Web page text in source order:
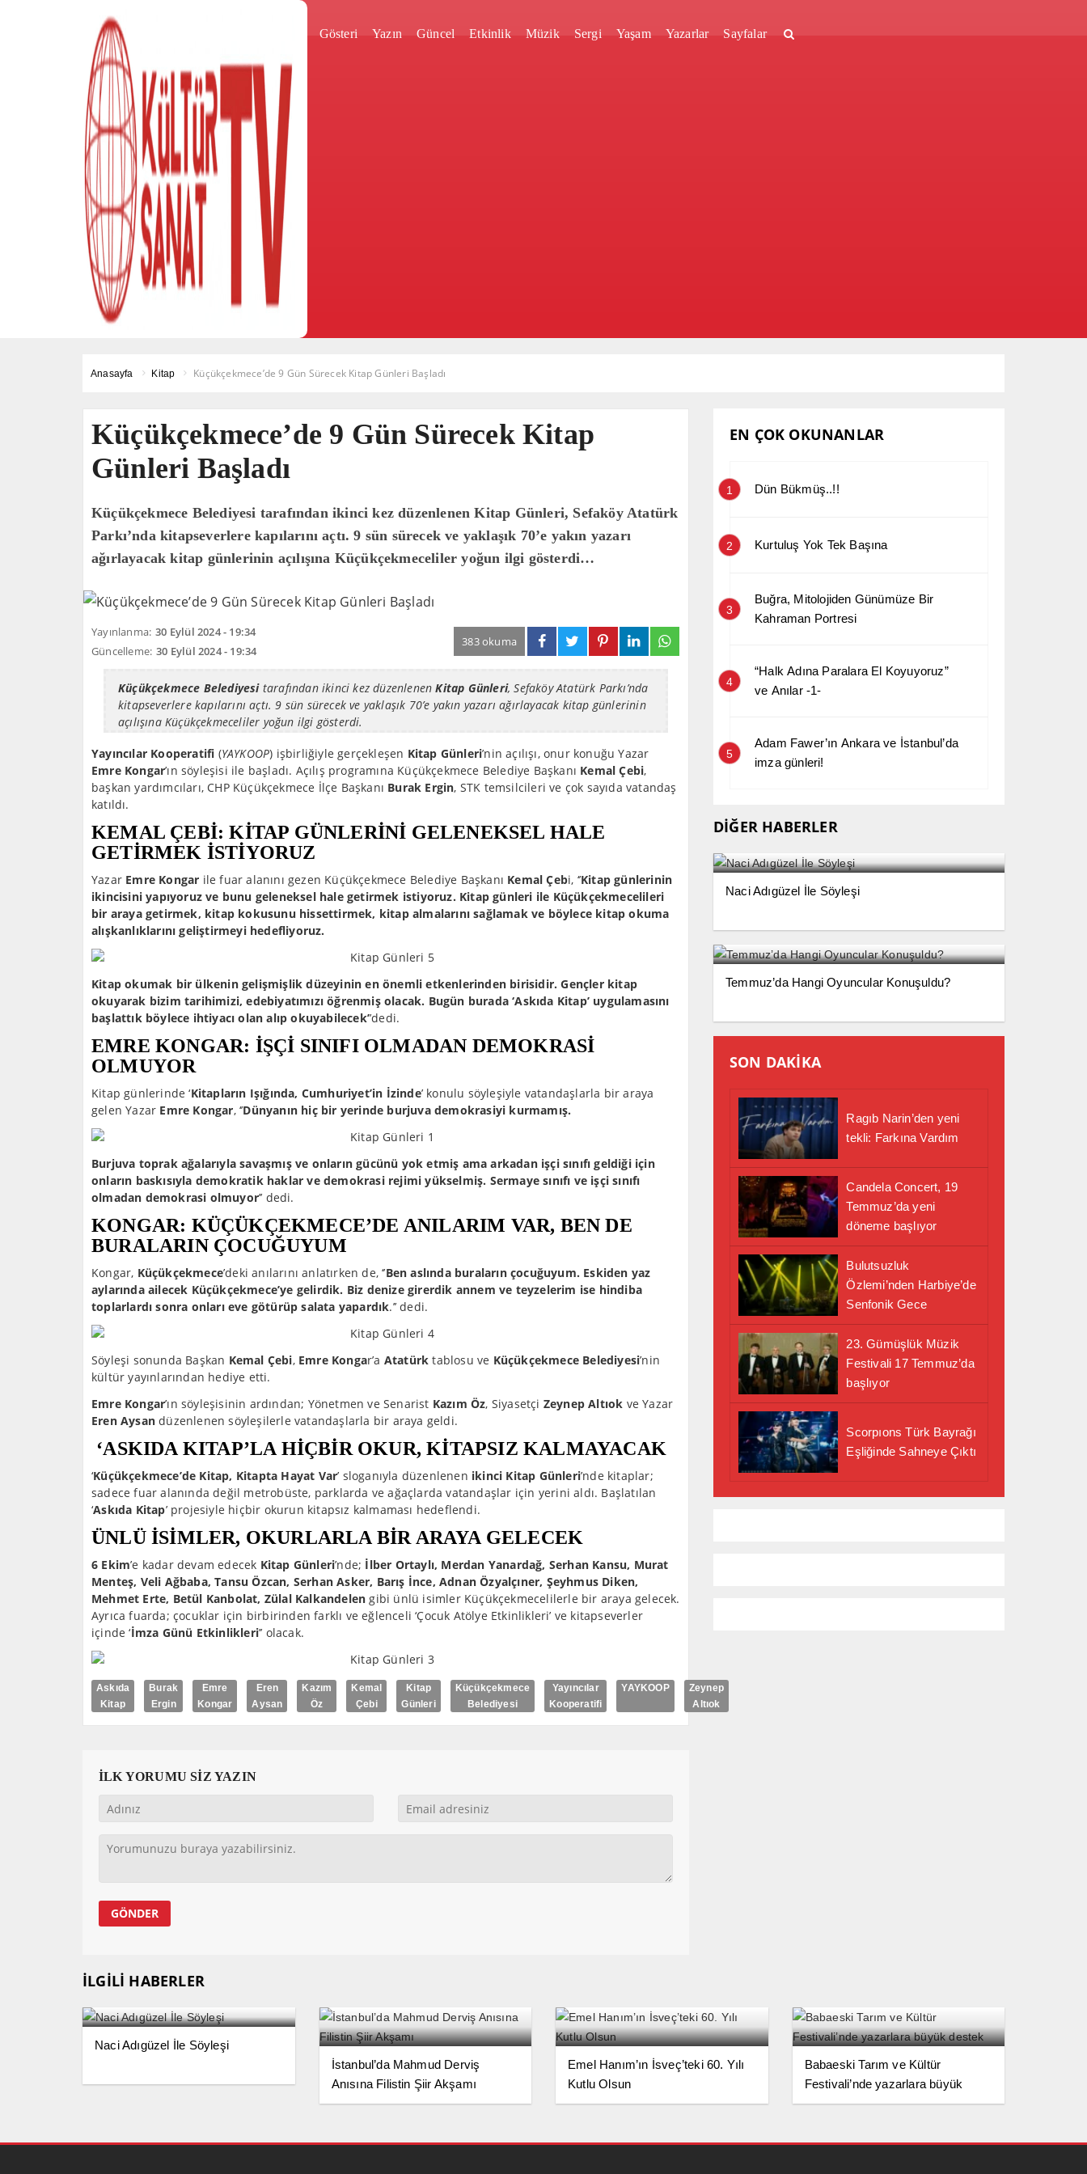
Gösteri Yazın Güncel Etkinlik Müzik Sergi Yaşam Yazarlar Sayfalar
Anasayfa Kitap Küçükçekmece’de 9 Gün Sürecek Kitap Günleri Başladı
Küçükçekmece’de 9 Gün Sürecek Kitap
Günleri Başladı
Küçükçekmece Belediyesi tarafından ikinci kez düzenlenen Kitap Günleri, Sefaköy Atatürk
Parkı’nda kitapseverlere kapılarını açtı. 9 sün sürecek ve yaklaşık 70’e yakın yazarı
ağırlayacak kitap günlerinin açılışına Küçükçekmeceliler yoğun ilgi gösterdi…
Yayınlanma: 30 Eylül 2024 - 19:34
Güncelleme: 30 Eylül 2024 - 19:34
383 okuma
Küçükçekmece Belediyesitarafından ikinci kez düzenlenenKitap Günleri,Sefaköy Atatürk Parkı’nda
kitapseverlere kapılarını açtı. 9 sün sürecek ve yaklaşık 70’e yakın yazarı ağırlayacak kitap günlerinin
açılışına Küçükçekmeceliler yoğun ilgi gösterdi.
Yayıncılar Kooperatifi (YAYKOOP) işbirliğiyle gerçekleşen Kitap Günleri’nin açılışı, onur konuğu Yazar
Emre Kongar’ın söyleşisi ile başladı. Açılış programına Küçükçekmece Belediye Başkanı Kemal Çebi,
başkan yardımcıları, CHP Küçükçekmece İlçe Başkanı Burak Ergin, STK temsilcileri ve çok sayıda vatandaş
katıldı.
KEMAL ÇEBİ: KİTAP GÜNLERİNİ GELENEKSEL HALE
GETİRMEK İSTİYORUZ
Yazar Emre Kongar ile fuar alanını gezen Küçükçekmece Belediye Başkanı Kemal Çebi, ‘’Kitap günlerinin
ikincisini yapıyoruz ve bunu geleneksel hale getirmek istiyoruz. Kitap günleri ile Küçükçekmecelileri
bir araya getirmek, kitap kokusunu hissettirmek, kitap almalarını sağlamak ve böylece kitap okuma
alışkanlıklarını geliştirmeyi hedefliyoruz.
Kitap okumak bir ülkenin gelişmişlik düzeyinin en önemli etkenlerinden birisidir. Gençler kitap
okuyarak bizim tarihimizi, edebiyatımızı öğrenmiş olacak. Bugün burada ‘Askıda Kitap’ uygulamasını
başlattık böylece ihtiyacı olan alıp okuyabilecek’’dedi.
EMRE KONGAR: İŞÇİ SINIFI OLMADAN DEMOKRASİ
OLMUYOR
Kitap günlerinde ‘Kitapların Işığında, Cumhuriyet’in İzinde’ konulu söyleşiyle vatandaşlarla bir araya
gelen Yazar Emre Kongar, ‘’Dünyanın hiç bir yerinde burjuva demokrasiyi kurmamış.
Burjuva toprak ağalarıyla savaşmış ve onların gücünü yok etmiş ama arkadan işçi sınıfı geldiği için
onların baskısıyla demokratik haklar ve demokrasi rejimi yükselmiş. Sermaye sınıfı ve işçi sınıfı
olmadan demokrasi olmuyor’’ dedi.
KONGAR: KÜÇÜKÇEKMECE’DE ANILARIM VAR, BEN DE
BURALARIN ÇOCUĞUYUM
Kongar, Küçükçekmece’deki anılarını anlatırken de, ‘’Ben aslında buraların çocuğuyum. Eskiden yaz
aylarında ailecek Küçükçekmece’ye gelirdik. Biz denize girerdik annem ve teyzelerim ise hindiba
toplarlardı sonra onları eve götürüp salata yapardık.’’ dedi.
Söyleşi sonunda Başkan Kemal Çebi, Emre Kongar’a Atatürk tablosu ve Küçükçekmece Belediyesi’nin
kültür yayınlarından hediye etti.
Emre Kongar’ın söyleşisinin ardından; Yönetmen ve Senarist Kazım Öz, Siyasetçi Zeynep Altıok ve Yazar
Eren Aysan düzenlenen söyleşilerle vatandaşlarla bir araya geldi.
‘ASKIDA KITAP’LA HİÇBİR OKUR, KİTAPSIZ KALMAYACAK
‘Küçükçekmece’de Kitap, Kitapta Hayat Var’ sloganıyla düzenlenen ikinci Kitap Günleri’nde kitaplar;
sadece fuar alanında değil metrobüste, parklarda ve ağaçlarda vatandaşlar için yerini aldı. Başlatılan
‘Askıda Kitap’ projesiyle hiçbir okurun kitapsız kalmaması hedeflendi.
ÜNLÜ İSİMLER, OKURLARLA BİR ARAYA GELECEK
6 Ekim’e kadar devam edecek Kitap Günleri’nde; İlber Ortaylı, Merdan Yanardağ, Serhan Kansu, Murat
Menteş, Veli Ağbaba, Tansu Özcan, Serhan Asker, Barış İnce, Adnan Özyalçıner, Şeyhmus Diken,
Mehmet Erte, Betül Kanbolat, Zülal Kalkandelen gibi ünlü isimler Küçükçekmecelilerle bir araya gelecek.
Ayrıca fuarda; çocuklar için birbirinden farklı ve eğlenceli ‘Çocuk Atölye Etkinlikleri’ ve kitapseverler
içinde ‘İmza Günü Etkinlikleri’’ olacak.
Askıda
Kitap
Burak
Ergin
Emre
Kongar
Eren
Aysan
Kazım
Öz
Kemal
Çebi
Kitap
Günleri
Küçükçekmece
Belediyesi
Yayıncılar
Kooperatifi
YAYKOOP
Zeynep
Altıok
İLK YORUMU SİZ YAZIN
EN ÇOK OKUNANLAR
1 Dün Bükmüş..!!
2 Kurtuluş Yok Tek Başına
3
Buğra, Mitolojiden Günümüze Bir
Kahraman Portresi
4
“Halk Adına Paralara El Koyuyoruz”
ve Anılar -1-
5
Adam Fawer’ın Ankara ve İstanbul’da
imza günleri!
DİĞER HABERLER
Naci Adıgüzel İle Söyleşi
Temmuz’da Hangi Oyuncular Konuşuldu?
SON DAKİKA
Ragıb Narin’den yeni
tekli: Farkına Vardım
Candela Concert, 19
Temmuz’da yeni
döneme başlıyor
Bulutsuzluk
Özlemi’nden Harbiye’de
Senfonik Gece
23. Gümüşlük Müzik
Festivali 17 Temmuz’da
başlıyor
Scorpıons Türk Bayrağı
Eşliğinde Sahneye Çıktı
İLGİLİ HABERLER
Naci Adıgüzel İle Söyleşi
İstanbul’da Mahmud Derviş
Anısına Filistin Şiir Akşamı
Emel Hanım’ın İsveç’teki 60. Yılı
Kutlu Olsun
Babaeski Tarım ve Kültür
Festivali’nde yazarlara büyük
destek